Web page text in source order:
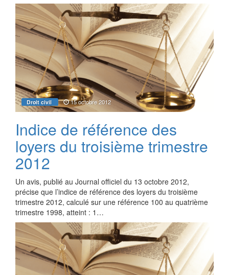
Droit civil 15 octobre 2012
Indice de référence des
loyers du troisième trimestre
2012
Un avis, publié au Journal officiel du 13 octobre 2012,
précise que l’indice de référence des loyers du troisième
trimestre 2012, calculé sur une référence 100 au quatrième
trimestre 1998, atteint : 1…